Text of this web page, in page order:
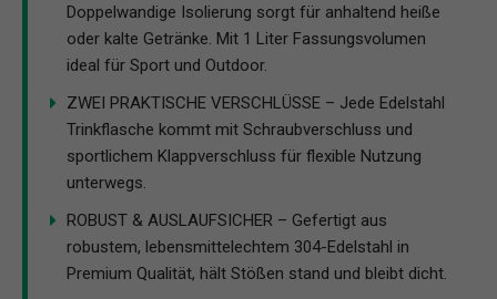
Doppelwandige Isolierung sorgt für anhaltend heiße
oder kalte Getränke. Mit 1 Liter Fassungsvolumen
ideal für Sport und Outdoor.
ZWEI PRAKTISCHE VERSCHLÜSSE – Jede Edelstahl
Trinkflasche kommt mit Schraubverschluss und
sportlichem Klappverschluss für flexible Nutzung
unterwegs.
ROBUST & AUSLAUFSICHER – Gefertigt aus
robustem, lebensmittelechtem 304-Edelstahl in
Premium Qualität, hält Stößen stand und bleibt dicht.